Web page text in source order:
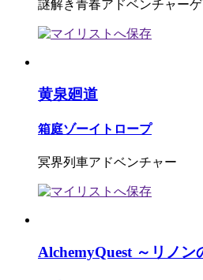
謎解き青春アドベンチャーゲ
黄泉廻道
箱庭ゾーイトロープ
冥界列車アドベンチャー
AlchemyQuest ～リノン